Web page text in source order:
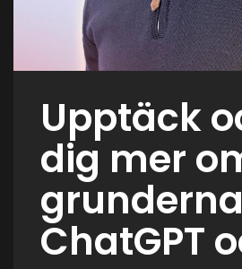
Upptäck
dig mer
ChatGPT